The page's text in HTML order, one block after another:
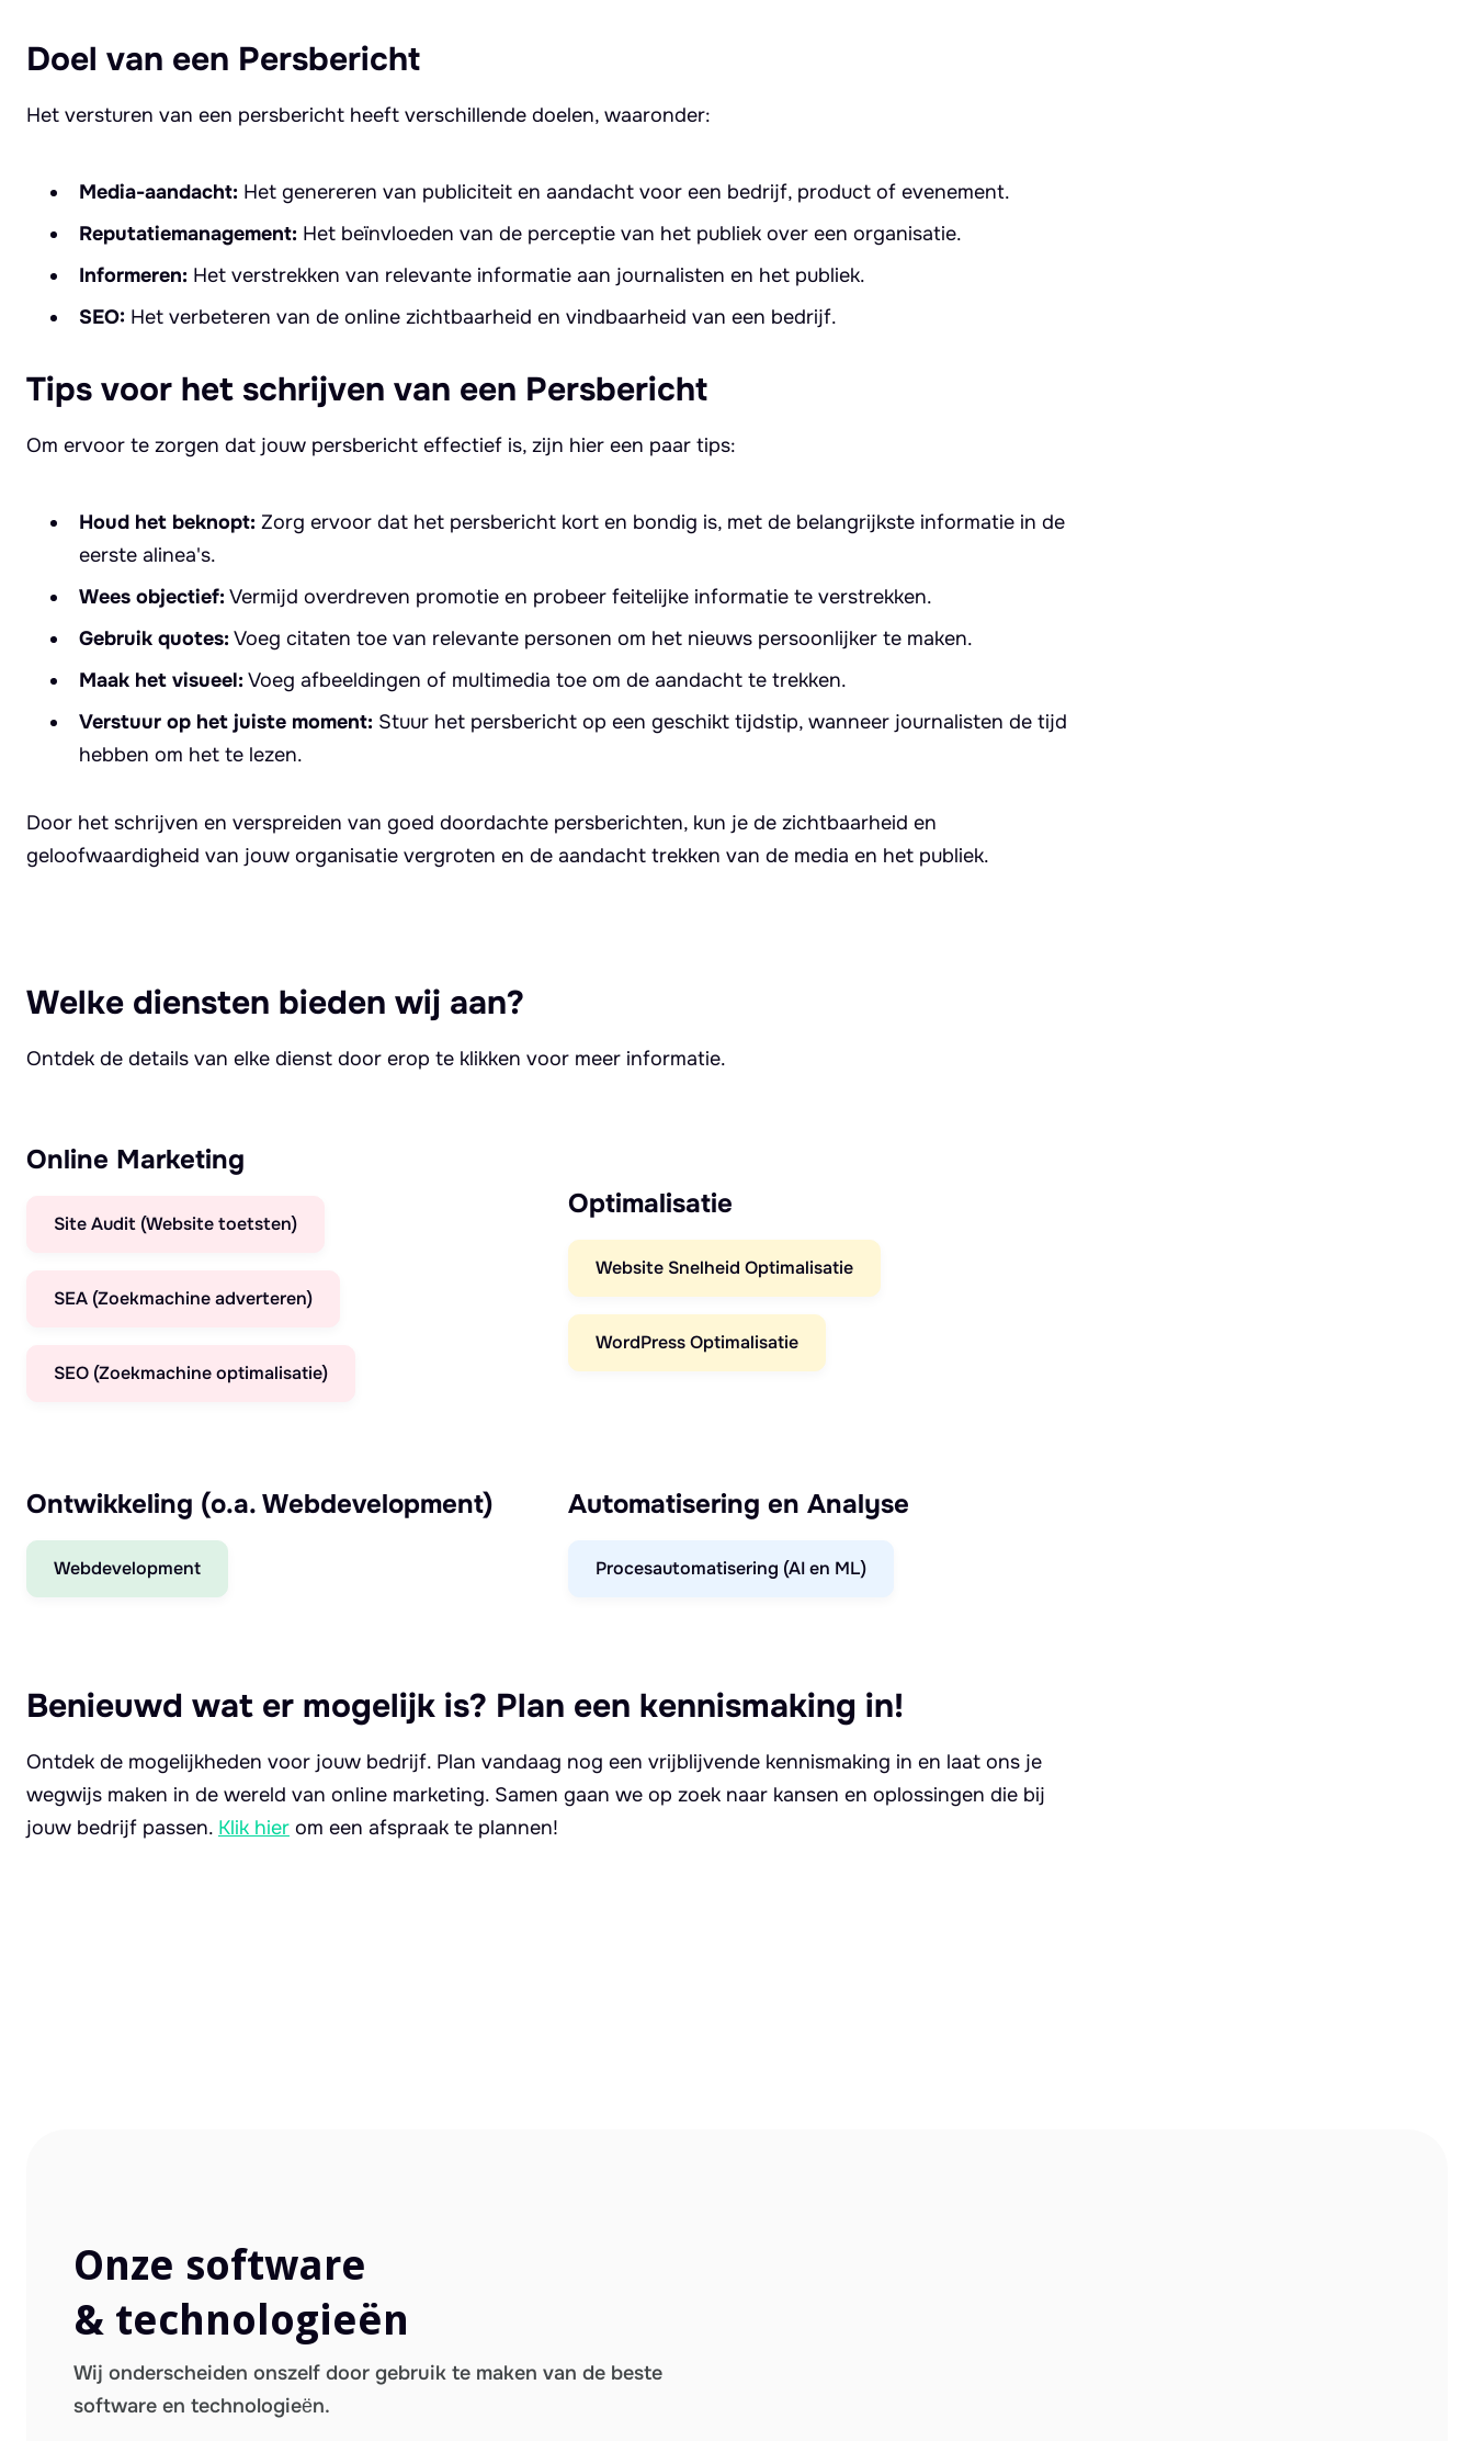
Doel van een Persbericht
Het versturen van een persbericht heeft verschillende doelen, waaronder:
Media-aandacht: Het genereren van publiciteit en aandacht voor een bedrijf, product of evenement.
Reputatiemanagement: Het beïnvloeden van de perceptie van het publiek over een organisatie.
Informeren: Het verstrekken van relevante informatie aan journalisten en het publiek.
SEO: Het verbeteren van de online zichtbaarheid en vindbaarheid van een bedrijf.
Tips voor het schrijven van een Persbericht
Om ervoor te zorgen dat jouw persbericht effectief is, zijn hier een paar tips:
Houd het beknopt: Zorg ervoor dat het persbericht kort en bondig is, met de belangrijkste informatie in de
eerste alinea's.
Wees objectief: Vermijd overdreven promotie en probeer feitelijke informatie te verstrekken.
Gebruik quotes: Voeg citaten toe van relevante personen om het nieuws persoonlijker te maken.
Maak het visueel: Voeg afbeeldingen of multimedia toe om de aandacht te trekken.
Verstuur op het juiste moment: Stuur het persbericht op een geschikt tijdstip, wanneer journalisten de tijd
hebben om het te lezen.
Door het schrijven en verspreiden van goed doordachte persberichten, kun je de zichtbaarheid en
geloofwaardigheid van jouw organisatie vergroten en de aandacht trekken van de media en het publiek.
Welke diensten bieden wij aan?
Ontdek de details van elke dienst door erop te klikken voor meer informatie.
Online Marketing
Site Audit (Website toetsten)
SEA (Zoekmachine adverteren)
SEO (Zoekmachine optimalisatie)
Optimalisatie
Website Snelheid Optimalisatie
WordPress Optimalisatie
Ontwikkeling (o.a. Webdevelopment)
Webdevelopment
Automatisering en Analyse
Procesautomatisering (AI en ML)
Benieuwd wat er mogelijk is? Plan een kennismaking in!
Ontdek de mogelijkheden voor jouw bedrijf. Plan vandaag nog een vrijblijvende kennismaking in en laat ons je
wegwijs maken in de wereld van online marketing. Samen gaan we op zoek naar kansen en oplossingen die bij
jouw bedrijf passen. Klik hier om een afspraak te plannen!
Onze software
& technologieën
Wij onderscheiden onszelf door gebruik te maken van de beste
software en technologieën.